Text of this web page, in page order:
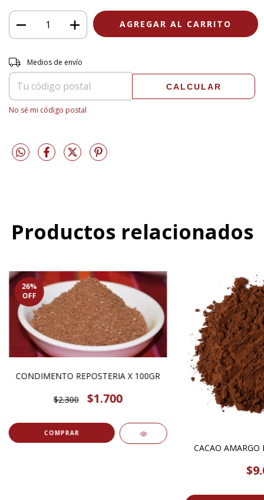
Entregas para el CP:
Medios de envío
CALCULAR
No sé mi código postal
Productos relacionados
26%
OFF
CONDIMENTO REPOSTERIA X 100GR
$2.300 $1.700
COMPRAR
CACAO AMARGO